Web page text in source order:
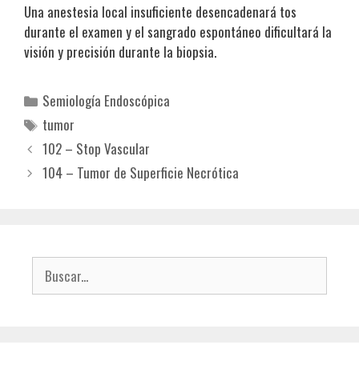
Una anestesia local insuficiente desencadenará tos
durante el examen y el sangrado espontáneo dificultará la
visión y precisión durante la biopsia.
Categorías
Semiología Endoscópica
Etiquetas
tumor
102 – Stop Vascular
104 – Tumor de Superficie Necrótica
Buscar: